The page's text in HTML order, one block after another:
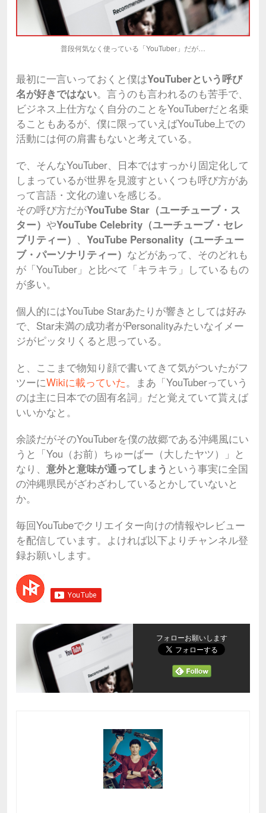
普段何気なく使っている「YouTuber」だが…
最初に一言いっておくと僕はYouTuberという呼び
名が好きではない。言うのも言われるのも苦手で、
ビジネス上仕方なく自分のことをYouTuberだと名乗
ることもあるが、僕に限っていえばYouTube上での
活動には何の肩書もないと考えている。
で、そんなYouTuber、日本ではすっかり固定化して
しまっているが世界を見渡すといくつも呼び方があ
って言語・文化の違いを感じる。
その呼び方だがYouTube Star（ユーチューブ・ス
ター） やYouTube Celebrity（ユーチューブ・セレ
ブリティー） 、 YouTube Personality（ユーチュー
ブ・パーソナリティー） などがあって、そのどれも
が「YouTuber」と比べて「キラキラ」しているもの
が多い。
個人的にはYouTube Starあたりが響きとしては好み
で、Star未満の成功者がPersonalityみたいなイメー
ジがピッタリくると思っている。
と、ここまで物知り顔で書いてきて気がついたがフ
ツーにWikiに載っていた。まあ「YouTuberっていう
のは主に日本での固有名詞」だと覚えていて貰えば
いいかなと。
余談だがそのYouTuberを僕の故郷である沖縄風にい
うと「You（お前）ちゅーばー（大したヤツ）」と
なり、 意外と意味が通ってしまう という事実に全国
の沖縄県民がざわざわしているとかしていないと
か。
毎回YouTubeでクリエイター向けの情報やレビュー
を配信しています。よければ以下よりチャンネル登
録お願いします。
フォローお願いします